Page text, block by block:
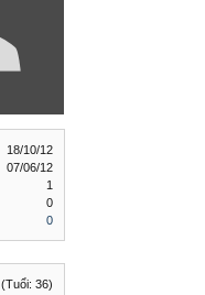
18/10/12
07/06/12
1
0
0
(Tuổi: 36)